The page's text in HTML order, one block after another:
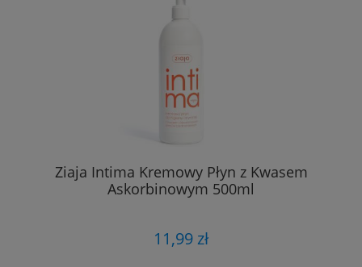
Ziaja Intima Kremowy Płyn z Kwasem
Askorbinowym 500ml
11,99 zł